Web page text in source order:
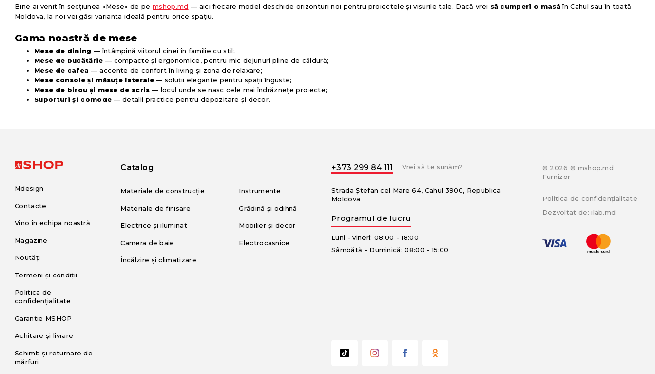
Bine ai venit în secțiunea «Mese» de pe mshop.md — aici fiecare model deschide orizonturi noi pentru proiectele și visurile tale. Dacă vrei să cumperi o masăîn Cahul sau în toată
Moldova, la noi vei găsi varianta ideală pentru orice spațiu.
Gama noastră de mese
Mese de dining — întâmpină viitorul cinei în familie cu stil;
Mese de bucătărie — compacte și ergonomice, pentru mic dejunuri pline de căldură;
Mese de cafea — accente de confort în living și zona de relaxare;
Mese console și măsuțe laterale — soluții elegante pentru spații înguste;
Mese de birou și mese de scris — locul unde se nasc cele mai îndrăznețe proiecte;
Suporturi și comode — detalii practice pentru depozitare și decor.
Mdesign
Contacte
Vino în echipa noastră
Magazine
Noutăți
Termeni și condiții
Politica de
confidențialitate
Garantie MSHOP
Achitare și livrare
Schimb și returnare de
mărfuri
Catalog
Materiale de construcție
Materiale de finisare
Electrice și iluminat
Camera de baie
Încălzire și climatizare
Instrumente
Grădină și odihnă
Mobilier și decor
Electrocasnice
+373 299 84 111 Vrei să te sunăm?
Strada Ștefan cel Mare 64, Cahul 3900, Republica
Moldova
Programul de lucru
Luni - vineri: 08:00 - 18:00
Sâmbătă - Duminică: 08:00 - 15:00
© 2026 © mshop.md
Furnizor
Politica de confidențialitate
Dezvoltat de:ilab.md